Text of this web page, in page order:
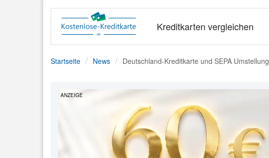
Kreditkarten vergleichen
Startseite News Deutschland-Kreditkarte und SEPA Umstellung
ANZEIGE